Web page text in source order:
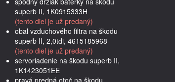
superb II, 1K0915333H
(tento diel je už predaný)
obal vzduchového filtra na škodu
superb II, 2,0tdi, 4615185968
(tento diel je už predaný)
servoriadenie na škodu superb II,
1K1423051EE
pravá predná otoč na škodu